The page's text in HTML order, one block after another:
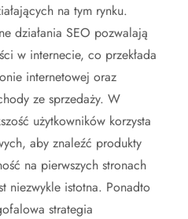
na tym rynku.
działania SEO pozwalają
w internecie, co przekłada
internetowej oraz
ze sprzedaży. W
użytkowników korzysta
aby znaleźć produkty
na pierwszych stronach
niezwykle istotna. Ponadto
strategia